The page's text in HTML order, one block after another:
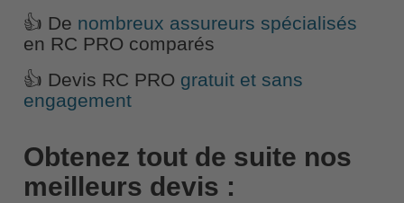
👍 De nombreux assureurs spécialisés
en RC PRO comparés
👍 Devis RC PRO gratuit et sans
engagement
Obtenez tout de suite nos
meilleurs devis :